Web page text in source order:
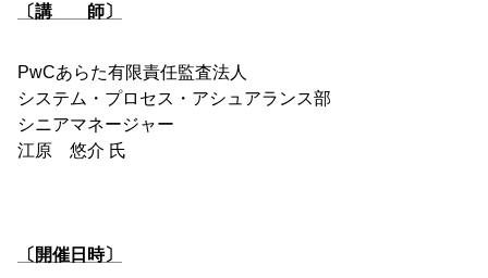
〔講 師〕
PwCあらた有限責任監査法人
システム・プロセス・アシュアランス部
シニアマネージャー
江原 悠介 氏
〔開催日時〕